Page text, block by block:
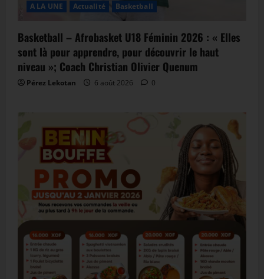
A LA UNE Actualité Basketball
Basketball – Afrobasket U18 Féminin 2026 : « Elles
sont là pour apprendre, pour découvrir le haut
niveau »; Coach Christian Olivier Quenum
Pérez Lekotan 6 août 2026 0